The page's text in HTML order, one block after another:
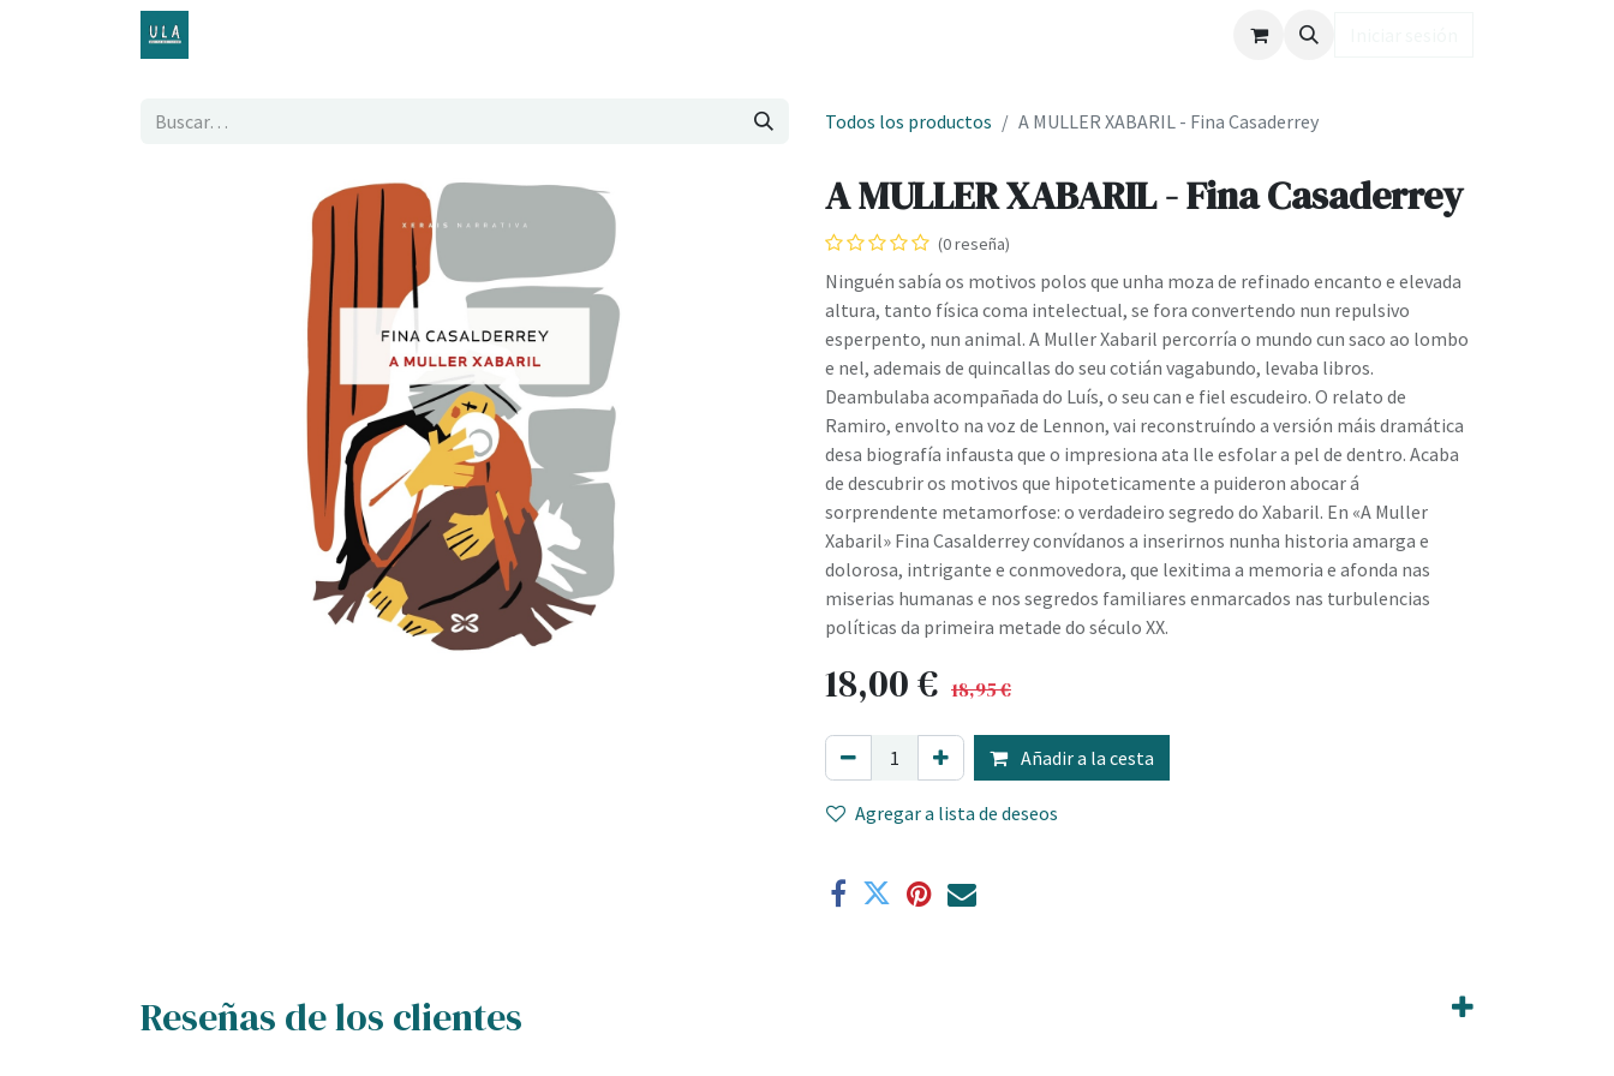
Todos los productos A MULLER XABARIL - Fina Casaderrey
A MULLER XABARIL - Fina Casaderrey
(0 reseña)
Ninguén sabía os motivos polos que unha moza de refinado encanto e elevada
altura, tanto física coma intelectual, se fora convertendo nun repulsivo
esperpento, nun animal. A Muller Xabaril percorría o mundo cun saco ao lombo
e nel, ademais de quincallas do seu cotián vagabundo, levaba libros.
Deambulaba acompañada do Luís, o seu can e fiel escudeiro. O relato de
Ramiro, envolto na voz de Lennon, vai reconstruíndo a versión máis dramática
desa biografía infausta que o impresiona ata lle esfolar a pel de dentro. Acaba
de descubrir os motivos que hipoteticamente a puideron abocar á
sorprendente metamorfose: o verdadeiro segredo do Xabaril. En «A Muller
Xabaril» Fina Casalderrey convídanos a inserirnos nunha historia amarga e
dolorosa, intrigante e conmovedora, que lexitima a memoria e afonda nas
miserias humanas e nos segredos familiares enmarcados nas turbulencias
políticas da primeira metade do século XX.
18,00€ 18,95€
Añadir a la cesta
Agregar a lista de deseos
Reseñas de los clientes